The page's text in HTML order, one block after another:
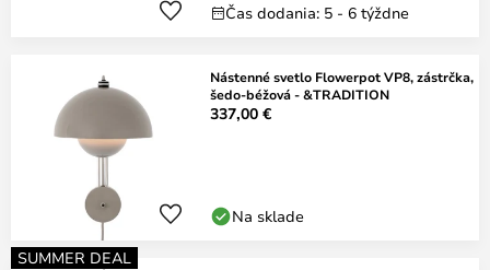
Čas dodania: 5 - 6 týždne
Nástenné svetlo Flowerpot VP8, zástrčka,
šedo-béžová - &TRADITION
337,00 €
Na sklade
SUMMER DEAL